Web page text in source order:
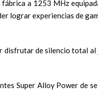
a 1253 MHz
lograr experiencias de
de silencio total
Super Alloy Power de